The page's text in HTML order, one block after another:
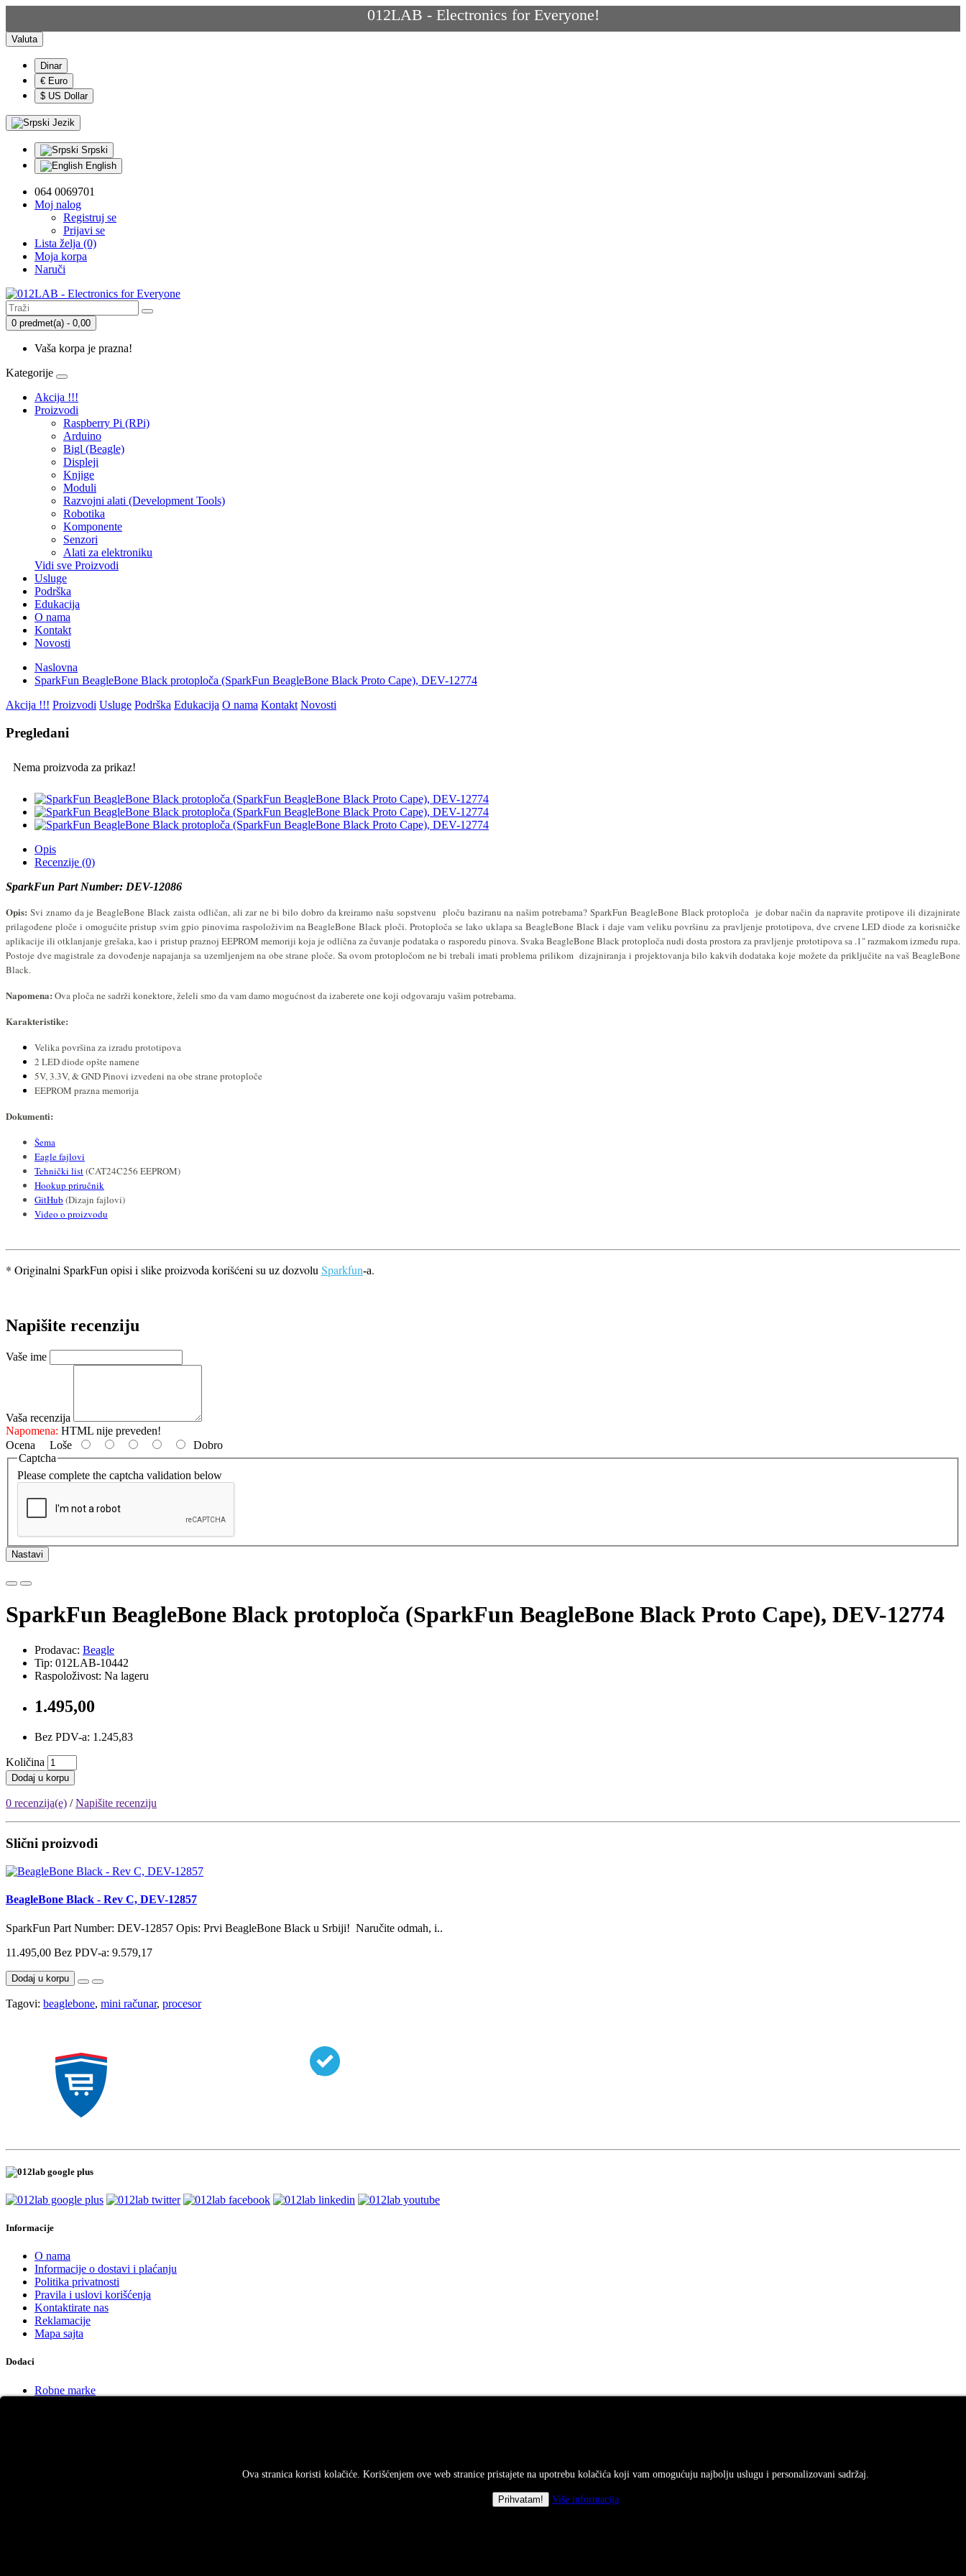
Ova stranica koristi kolačiće. Korišćenjem ove web stranice pristajete na upotrebu kolačića koji vam omogućuju najbolju uslugu i personalizovani sadržaj.
Više informacija
012LAB - Electronics for Everyone!
Valuta
Dinar
€ Euro
$ US Dollar
Jezik
Srpski
English
064 0069701
Moj nalog
Registruj se
Prijavi se
Lista želja (0)
Moja korpa
Naruči
0 predmet(a) - 0,00
Vaša korpa je prazna!
Kategorije
Akcija !!!
Proizvodi
Raspberry Pi (RPi)
Arduino
Bigl (Beagle)
Displеji
Knjige
Moduli
Razvojni alati (Development Tools)
Robotika
Komponente
Senzori
Alati za elektroniku
Vidi sve Proizvodi
Usluge
Podrška
Edukacija
O nama
Kontakt
Novosti
Naslovna
SparkFun BeagleBone Black protoploča (SparkFun BeagleBone Black Proto Cape), DEV-12774
Akcija !!! Proizvodi Usluge Podrška Edukacija O nama Kontakt Novosti
Pregledani
Nema proizvoda za prikaz!
Opis
Recenzije (0)
SparkFun Part Number: DEV-12086
Opis: Svi znamo da je BeagleBone Black zaista odličan, ali zar ne bi bilo dobro da kreiramo našu sopstvenu ploču baziranu na našim potrebama? SparkFun BeagleBone Black protoploča je dobar način da napravite protipove ili dizajnirate
prilagođene ploče i omogućite pristup svim gpio pinovima raspoloživim na BeagleBone Black ploči. Protoploča se lako uklapa sa BeagleBone Black i daje vam veliku površinu za pravljenje prototipova, dve crvene LED diode za korisničke
aplikacije ili otklanjanje grešaka, kao i pristup praznoj EEPROM memoriji koja je odlična za čuvanje podataka o rasporedu pinova. Svaka BeagleBone Black protoploča nudi dosta prostora za pravljenje prototipova sa .1" razmakom između rupa.
Postoje dve magistrale za dovođenje napajanja sa uzemljenjem na obe strane ploče. Sa ovom protopločom ne bi trebali imati problema prilikom dizajniranja i projektovanja bilo kakvih dodataka koje možete da priključite na vaš BeagleBone
Black.
Napomena: Ova ploča ne sadrži konektore, želeli smo da vam damo mogućnost da izaberete one koji odgovaraju vašim potrebama.
Karakteristike:
Velika površina za izradu prototipova
2 LED diode opšte namene
5V, 3.3V, & GND Pinovi izvedeni na obe strane protoploče
EEPROM prazna memorija
Dokumenti:
Šema
Eagle fajlovi
Tehnički list(CAT24C256 EEPROM)
Hookup priručnik
GitHub (Dizajn fajlovi)
Video o proizvodu
* Originalni SparkFun opisi i slike proizvoda korišćeni su uz dozvoluSparkfun-a.
Napišite recenziju
Vaše ime
Vaša recenzija
Napomena: HTML nije preveden!
Ocena Loše
Dobro
Captcha
Please complete the captcha validation below
Nastavi
SparkFun BeagleBone Black protoploča (SparkFun BeagleBone Black Proto Cape), DEV-12774
Prodavac: Beagle
Tip: 012LAB-10442
Raspoloživost: Na lageru
1.495,00
Bez PDV-a: 1.245,83
Količina
Dodaj u korpu
0 recenzija(e) /Napišite recenziju
Slični proizvodi
BeagleBone Black - Rev C, DEV-12857
SparkFun Part Number: DEV-12857 Opis: Prvi BeagleBone Black u Srbiji! Naručite odmah, i..
11.495,00 Bez PDV-a: 9.579,17
Dodaj u korpu
Tagovi: beaglebone, mini računar, procesor
Informacije
O nama
Informacije o dostavi i plaćanju
Politika privatnosti
Pravila i uslovi korišćenja
Kontaktirate nas
Reklamacije
Mapa sajta
Dodaci
Robne marke